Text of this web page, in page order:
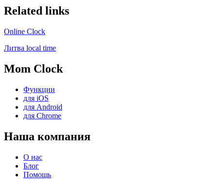
Related links
Online Clock
Литва local time
Mom Clock
Функции
для iOS
для Android
для Chrome
Наша компания
О нас
Блог
Помощь